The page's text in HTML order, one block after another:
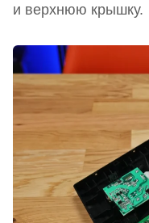
и верхнюю крышку.